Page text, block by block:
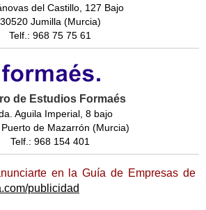
del Castillo, 127 Bajo
30520 Jumilla (Murcia)
Telf.: 968 75 75 61
de Estudios Formaés
Aguila Imperial, 8 bajo
de Mazarrón (Murcia)
Telf.: 968 154 401
en la Guía de Empresas de
publicidad